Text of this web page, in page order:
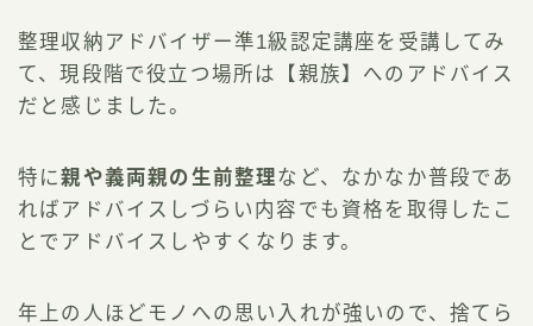
整理収納アドバイザー準1級認定講座を受講してみ
て、現段階で役立つ場所は【親族】へのアドバイス
だと感じました。
特に親や義両親の生前整理など、なかなか普段であ
ればアドバイスしづらい内容でも資格を取得したこ
とでアドバイスしやすくなります。
年上の人ほどモノへの思い入れが強いので、捨てら